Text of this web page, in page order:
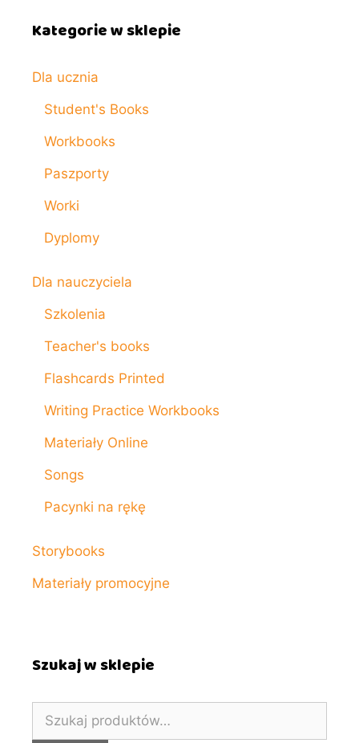
Kategorie w sklepie
Dla ucznia
Student's Books
Workbooks
Paszporty
Worki
Dyplomy
Dla nauczyciela
Szkolenia
Teacher's books
Flashcards Printed
Writing Practice Workbooks
Materiały Online
Songs
Pacynki na rękę
Storybooks
Materiały promocyjne
Szukaj w sklepie
Szukaj: